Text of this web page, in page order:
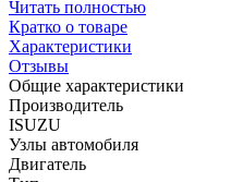
Читать полностью
Кратко о товаре
Характеристики
Отзывы
Общие характеристики
Производитель
ISUZU
Узлы автомобиля
Двигатель